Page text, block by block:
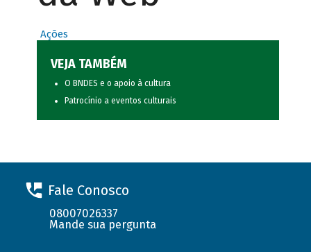
Ações
VEJA TAMBÉM
O BNDES e o apoio à cultura
Patrocínio a eventos culturais
Fale Conosco
08007026337
Mande sua pergunta